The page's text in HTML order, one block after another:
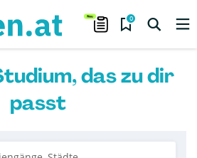
0
das zu dir
passt